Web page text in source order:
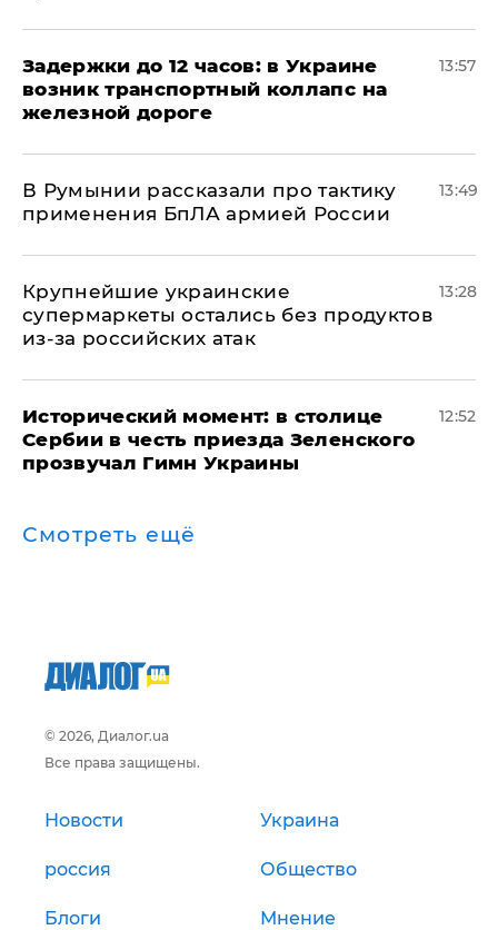
Задержки до 12 часов: в Украине
возник транспортный коллапс на
железной дороге
13:57
В Румынии рассказали про тактику
применения БпЛА армией России
13:49
Крупнейшие украинские
супермаркеты остались без продуктов
из-за российских атак
13:28
Исторический момент: в столице
Сербии в честь приезда Зеленского
прозвучал Гимн Украины
12:52
Смотреть ещё
© 2026, Диалог.ua
Все права защищены.
Новости Украина
россия Общество
Блоги Мнение